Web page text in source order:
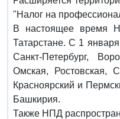
"Налог на
В настоящее время
Татарстане. С 1
Санкт-Петербург,
Омская, Ростовская,
Красноярский и
Башкирия.
Также НПД